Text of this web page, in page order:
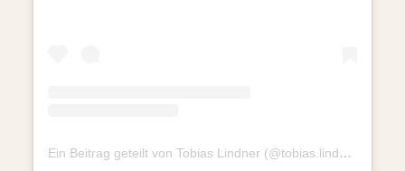
Ein Beitrag geteilt von Tobias Lindner (@tobias.lindner.mdb)